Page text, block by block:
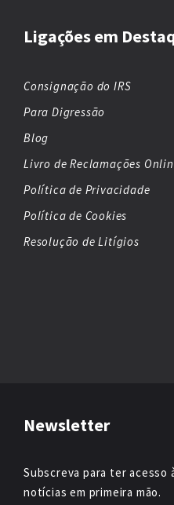
Ligações em
Consignação do IRS
Para Digressão
Blog
Livro de Reclamações
Política de Privacidade
Política de Cookies
Resolução de Litígios
Newsletter
Subscreva para ter acesso
notícias em primeira mão.